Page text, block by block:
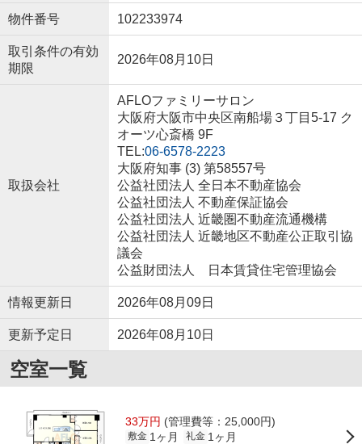
物件番号 102233974
取引条件の有効
期限
2026年08月10日
取扱会社
AFLOファミリーサロン
大阪府大阪市中央区南船場３丁目5-17 ク
オーツ心斎橋 9F
TEL:06-6578-2223
大阪府知事 (3) 第58557号
公益社団法人 全日本不動産協会
公益社団法人 不動産保証協会
公益社団法人 近畿圏不動産流通機構
公益社団法人 近畿地区不動産公正取引協
議会
公益財団法人 日本賃貸住宅管理協会
情報更新日 2026年08月09日
更新予定日 2026年08月10日
空室一覧
33万円 (管理費等：25,000円)
敷金 1ヶ月 礼金 1ヶ月